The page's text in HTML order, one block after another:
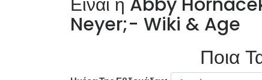
Neyer;- Wiki & Age
Ποια